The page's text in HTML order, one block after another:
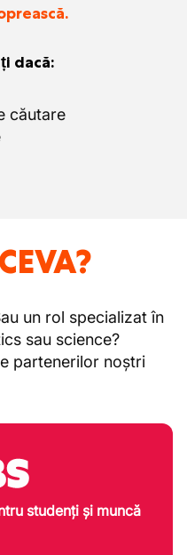
dacă:
căutare
un rol specializat în
sau science?
partenerilor noștri
studenți și muncă